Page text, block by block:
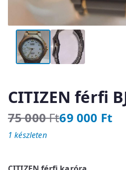
CITIZEN férfi
75 000Ft
O
r
69 000 Ft
C
u
1 készleten